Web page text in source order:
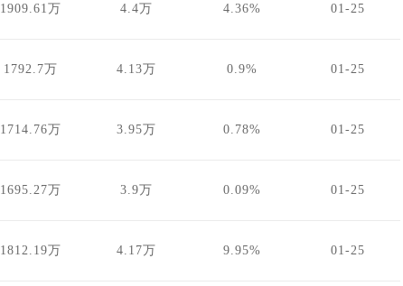
1909.61万 4.4万 4.36% 01-25
1792.7万 4.13万 0.9% 01-25
1714.76万 3.95万 0.78% 01-25
1695.27万 3.9万 0.09% 01-25
1812.19万 4.17万 9.95% 01-25